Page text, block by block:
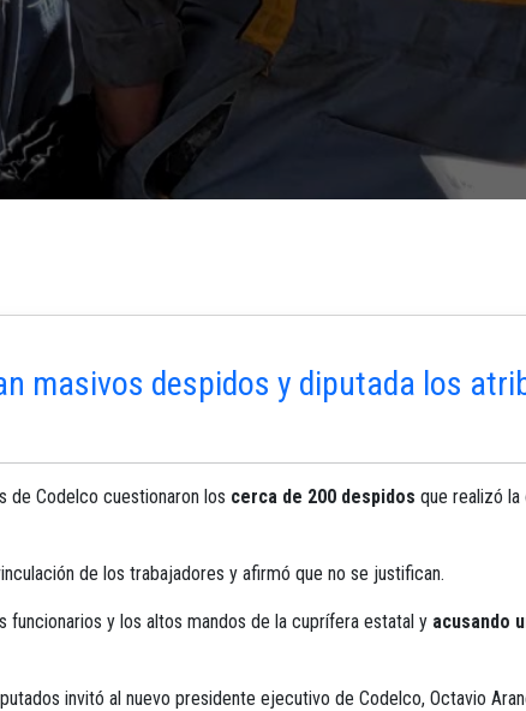
masivos despidos y diputada los
de Codelco cuestionaron los cerca de 200 despidos que realizó la
de los trabajadores y afirmó que no se justifican.
funcionarios y los altos mandos de la cuprífera estatal y acusando
invitó al nuevo presidente ejecutivo de Codelco, Octavio